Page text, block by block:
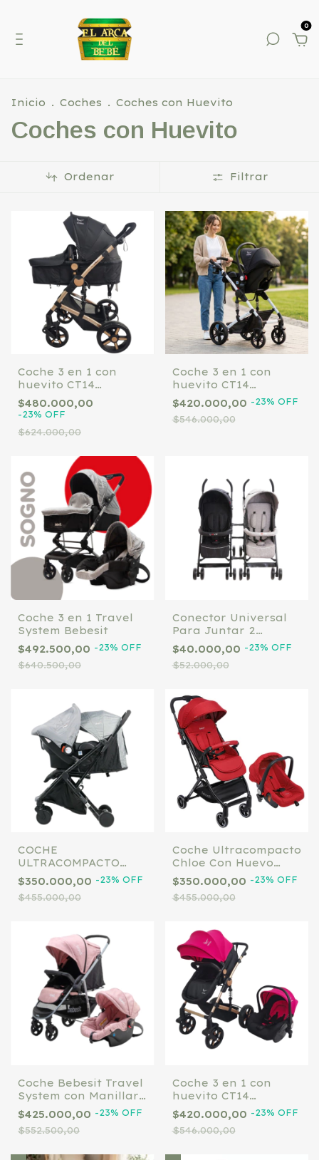
0
Inicio . Coches . Coches con Huevito
Coches con Huevito
Ordenar Filtrar
Coche 3 en 1 con
huevito CT14
Tinokids
Negro/Dorado
$480.000,00
-23% OFF
$624.000,00
Coche 3 en 1 con
huevito CT14
Tinokids
Negro/Blanco
$420.000,00 -23% OFF
$546.000,00
Coche 3 en 1 Travel
System Bebesit
$492.500,00 -23% OFF
$640.500,00
Conector Universal
Para Juntar 2
Cochecitos
$40.000,00 -23% OFF
$52.000,00
COCHE
ULTRACOMPACTO
MYCRO TS TRAVEL
GRIS
$350.000,00 -23% OFF
$455.000,00
Coche Ultracompacto
Chloe Con Huevo
Rojo Felcraf
$350.000,00 -23% OFF
$455.000,00
Coche Bebesit Travel
System con Manillar
Rebatible Rosa
$425.000,00 -23% OFF
$552.500,00
Coche 3 en 1 con
huevito CT14
Tinokids
Fucsia/Negro
$420.000,00 -23% OFF
$546.000,00